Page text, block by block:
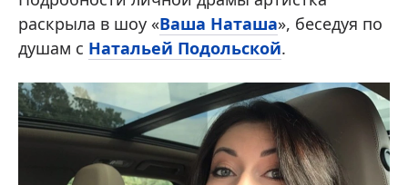
раскрыла в шоу «Ваша Наташа», беседуя по
душам с Натальей Подольской.